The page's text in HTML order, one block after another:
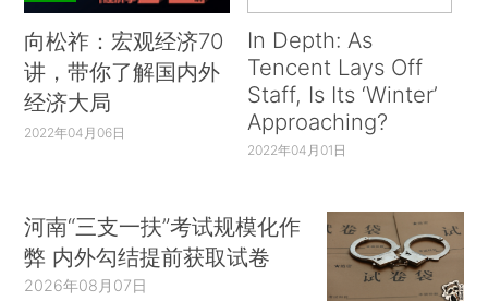
向松祚：宏观经济70
讲，带你了解国内外
经济大局
2022年04月06日
In Depth: As
Tencent Lays Off
Staff, Is Its ‘Winter’
Approaching?
2022年04月01日
河南“三支一扶”考试规模化作
弊 内外勾结提前获取试卷
2026年08月07日